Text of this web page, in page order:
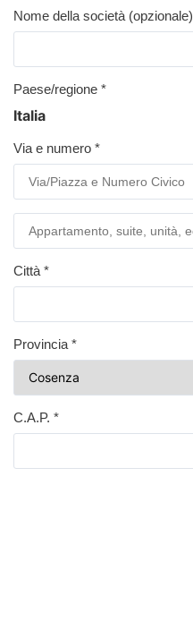
Nome della società (opzionale)
Paese/regione *
Italia
Via e numero *
Città *
Provincia *
C.A.P. *